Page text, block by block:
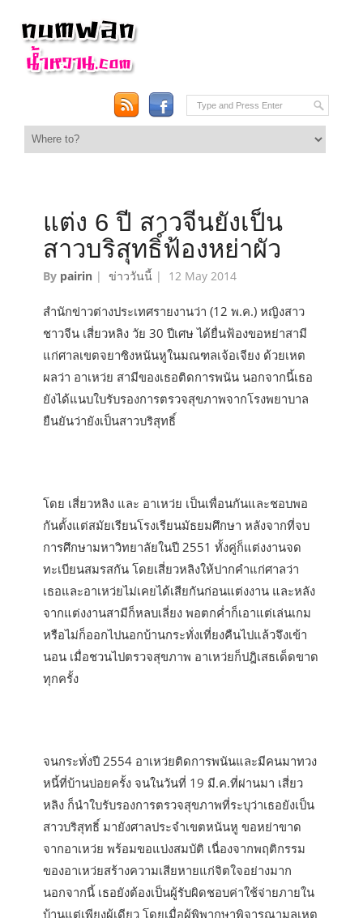
แต่ง 6 ปี สาวจีนยังเป็น
สาวบริสุทธิ์ฟ้องหย่าผัว
By pairin |ข่าววันนี้ | 12 May 2014
สำนักข่าวต่างประเทศรายงานว่า (12 พ.ค.) หญิงสาว
ชาวจีน เสี่ยวหลิง วัย 30 ปีเศษ ได้ยื่นฟ้องขอหย่าสามี
แก่ศาลเขตจยาซิงหนันหูในมณฑลเจ้อเจียง ด้วยเหต
ผลว่า อาเหว่ย สามีของเธอติดการพนัน นอกจากนี้เธอ
ยังได้แนบใบรับรองการตรวจสุขภาพจากโรงพยาบาล
ยืนยันว่ายังเป็นสาวบริสุทธิ์
โดย เสี่ยวหลิง และ อาเหว่ย เป็นเพื่อนกันและชอบพอ
กันตั้งแต่สมัยเรียนโรงเรียนมัธยมศึกษา หลังจากที่จบ
การศึกษามหาวิทยาลัยในปี 2551 ทั้งคู่ก็แต่งงานจด
ทะเบียนสมรสกัน โดยเสี่ยวหลิงให้ปากคำแก่ศาลว่า
เธอและอาเหว่ยไม่เคยได้เสียกันก่อนแต่งงาน และหลัง
จากแต่งงานสามีก็หลบเลี่ยง พอตกค่ำก็เอาแต่เล่นเกม
หรือไม่ก็ออกไปนอกบ้านกระทั่งเที่ยงคืนไปแล้วจึงเข้า
นอน เมื่อชวนไปตรวจสุขภาพ อาเหว่ยก็ปฎิเสธเด็ดขาด
ทุกครั้ง
จนกระทั่งปี 2554 อาเหว่ยติดการพนันและมีคนมาทวง
หนี้ที่บ้านบ่อยครั้ง จนในวันที่ 19 มี.ค.ที่ผ่านมา เสี่ยว
หลิง ก็นำใบรับรองการตรวจสุขภาพที่ระบุว่าเธอยังเป็น
สาวบริสุทธิ์ มายังศาลประจำเขตหนันหู ขอหย่าขาด
จากอาเหว่ย พร้อมขอแบ่งสมบัติ เนื่องจากพฤติกรรม
ของอาเหว่ยสร้างความเสียหายแก่จิตใจอย่างมาก
นอกจากนี้ เธอยังต้องเป็นผู้รับผิดชอบค่าใช้จ่ายภายใน
บ้านแต่เพียงผู้เดียว โดยเมื่อผู้พิพากษาพิจารณามูลเหตุ